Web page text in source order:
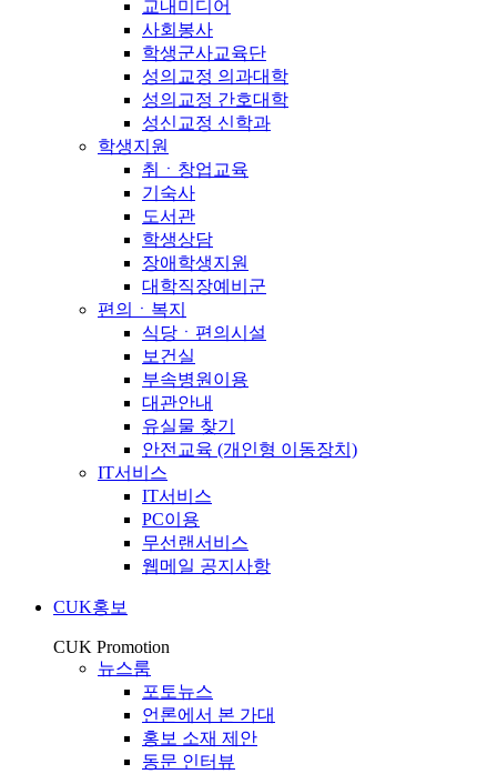
교내미디어
사회봉사
학생군사교육단
성의교정 의과대학
성의교정 간호대학
성신교정 신학과
학생지원
취ㆍ창업교육
기숙사
도서관
학생상담
장애학생지원
대학직장예비군
편의ㆍ복지
식당ㆍ편의시설
보건실
부속병원이용
대관안내
유실물 찾기
안전교육 (개인형 이동장치)
IT서비스
IT서비스
PC이용
무선랜서비스
웹메일 공지사항
CUK홍보
CUK Promotion
뉴스룸
포토뉴스
언론에서 본 가대
홍보 소재 제안
동문 인터뷰